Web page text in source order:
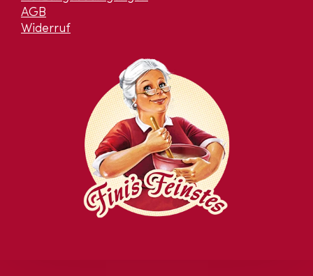
AGB
Widerruf